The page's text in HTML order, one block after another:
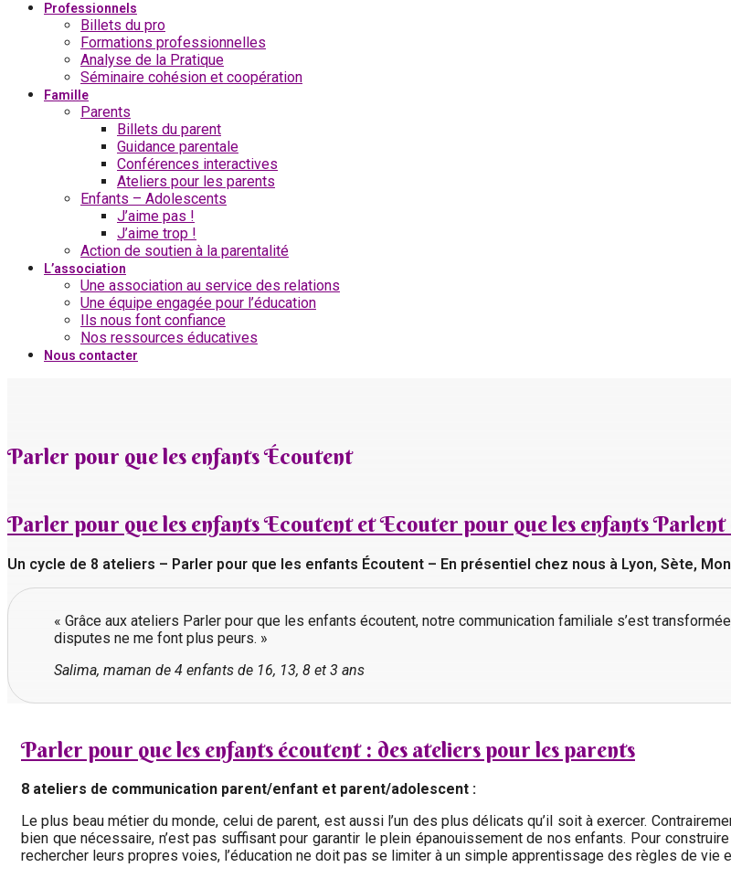
Professionnels
Billets du pro
Formations professionnelles
Analyse de la Pratique
Séminaire cohésion et coopération
Famille
Parents
Billets du parent
Guidance parentale
Conférences interactives
Ateliers pour les parents
Enfants – Adolescents
J’aime pas !
J’aime trop !
Action de soutien à la parentalité
L’association
Une association au service des relations
Une équipe engagée pour l’éducation
Ils nous font confiance
Nos ressources éducatives
Nous contacter
Parler pour que les enfants Écoutent
Parler pour que les enfants Ecoutent et Ecouter pour que les enfants
Un cycle de 8 ateliers – Parler pour que les enfants Écoutent – En présentiel chez nous à Lyon, Sète,
« Grâce aux ateliers Parler pour que les enfants écoutent, notre communication familiale s’est
disputes ne me font plus peurs. »
Salima, maman de 4 enfants de 16, 13, 8 et 3 ans
Parler pour que les enfants écoutent : des ateliers pour les parents
8 ateliers de communication parent/enfant et parent/adolescent :
Le plus beau métier du monde, celui de parent, est aussi l’un des plus délicats qu’il soit à exercer.
bien que nécessaire, n’est pas suffisant pour garantir le plein épanouissement de nos enfants. Pour
rechercher leurs propres voies, l’éducation ne doit pas se limiter à un simple apprentissage des règles de vie